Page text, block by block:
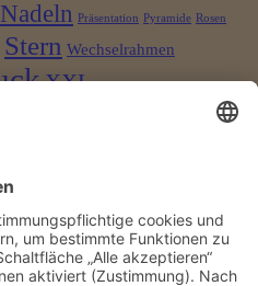
Nadeln Präsentation Pyramide Rosen
Stern Wechselrahmen
XXL
Stephani